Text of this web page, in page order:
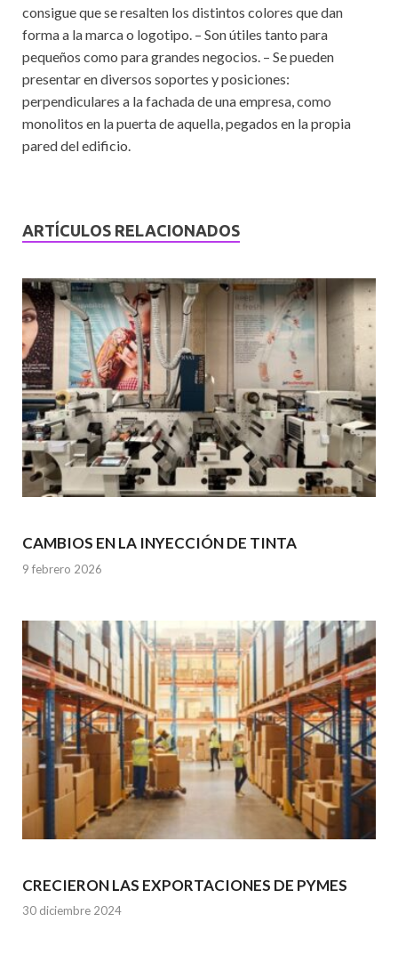
consigue que se resalten los distintos colores que dan
forma a la marca o logotipo. – Son útiles tanto para
pequeños como para grandes negocios. – Se pueden
presentar en diversos soportes y posiciones:
perpendiculares a la fachada de una empresa, como
monolitos en la puerta de aquella, pegados en la propia
pared del edificio.
ARTÍCULOS RELACIONADOS
CAMBIOS EN LA INYECCIÓN DE TINTA
9 febrero 2026
CRECIERON LAS EXPORTACIONES DE PYMES
30 diciembre 2024